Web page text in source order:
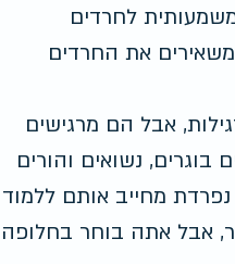
לחרדים
את החרדים
אבל הם מרגישים
נשואים והורים
מחייב אותם ללמוד
אבל אתה בוחר בחלופה